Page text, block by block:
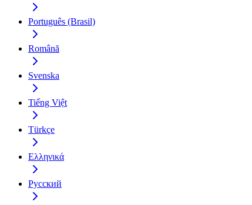
Português (Brasil)
Română
Svenska
Tiếng Việt
Türkçe
Ελληνικά
Русский